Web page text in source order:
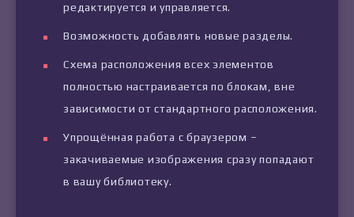
редактируется и управляется.
Возможность добавлять новые разделы.
Схема расположения всех элементов
полностью настраивается по блокам, вне
зависимости от стандартного расположения.
Упрощённая работа с браузером –
закачиваемые изображения сразу попадают
в вашу библиотеку.